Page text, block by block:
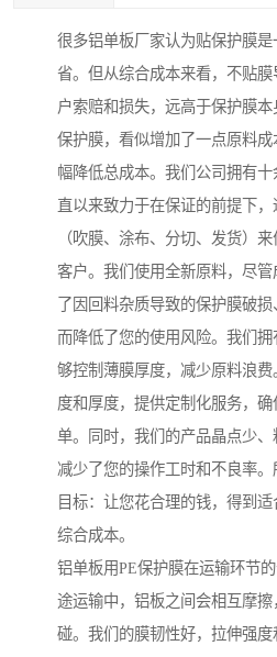
很多铝单板厂家认为贴保护膜是
省。但从综合成本来看，不贴
户索赔和损失，远高于保护膜
保护膜，看似增加了一点原料
幅降低总成本。我们公司拥有
直以来致力于在保证的前提下
（吹膜、涂布、分切、发货）
客户。我们使用全新原料，尽
了因回料杂质导致的保护膜破
而降低了您的使用风险。我们
够控制薄膜厚度，减少原料浪
度和厚度，提供定制化服务，
单。同时，我们的产品晶点少、
减少了您的操作工时和不良率
目标：让您花合理的钱，得到
综合成本。
铝单板用PE保护膜在运输环节
途运输中，铝板之间会相互摩
碰。我们的膜韧性好，拉伸强